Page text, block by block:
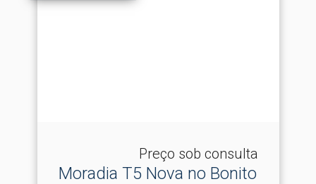
Preço sob consulta
Moradia T5 Nova no Bonito